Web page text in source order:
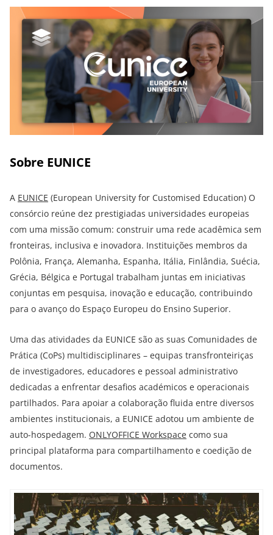
Sobre EUNICE
A EUNICE (European University for Customised Education) O
consórcio reúne dez prestigiadas universidades europeias
com uma missão comum: construir uma rede acadêmica sem
fronteiras, inclusiva e inovadora. Instituições membros da
Polônia, França, Alemanha, Espanha, Itália, Finlândia, Suécia,
Grécia, Bélgica e Portugal trabalham juntas em iniciativas
conjuntas em pesquisa, inovação e educação, contribuindo
para o avanço do Espaço Europeu do Ensino Superior.
Uma das atividades da EUNICE são as suas Comunidades de
Prática (CoPs) multidisciplinares – equipas transfronteiriças
de investigadores, educadores e pessoal administrativo
dedicadas a enfrentar desafios académicos e operacionais
partilhados. Para apoiar a colaboração fluida entre diversos
ambientes institucionais, a EUNICE adotou um ambiente de
auto-hospedagem. ONLYOFFICE Workspace como sua
principal plataforma para compartilhamento e coedição de
documentos.